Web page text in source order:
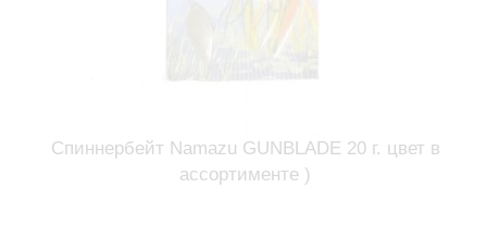
Спиннербейт Namazu GUNBLADE 20 г. цвет в
ассортименте )